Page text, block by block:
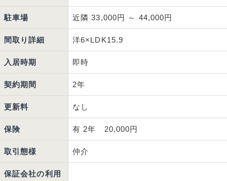
駐車場 近隣 33,000円 ～ 44,000円
間取り詳細 洋6×LDK15.9
入居時期 即時
契約期間 2年
更新料 なし
保険 有 2年 20,000円
取引態様 仲介
保証会社の利用